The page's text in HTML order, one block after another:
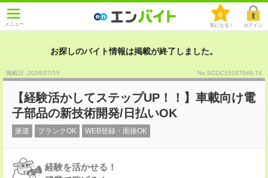
メニュー
0
気になる！ ログイン
お探しのバイト情報は掲載が終了しました。
掲載日 :2026/07/15 No.SCOC15187048-T4
【経験活かしてステップUP！！】車載向け電
子部品の新技術開発/日払いOK
派遣 ブランクOK WEB登録・面接OK
経験を活かせる！